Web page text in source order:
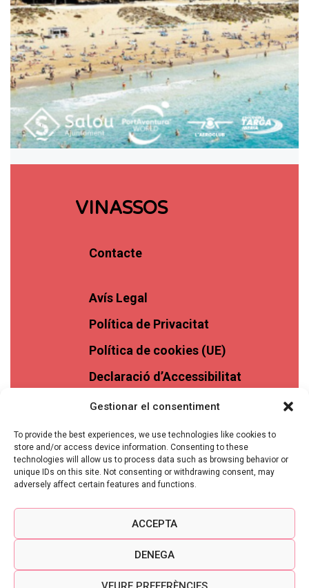
Gestionar el consentiment
To provide the best experiences, we use technologies like cookies to
store and/or access device information. Consenting to these
technologies will allow us to process data such as browsing behavior or
unique IDs on this site. Not consenting or withdrawing consent, may
adversely affect certain features and functions.
ACCEPTA
DENEGA
VINASSOS
Contacte
Avís Legal
Política de Privacitat
Política de cookies (UE)
Declaració d’Accessibilitat